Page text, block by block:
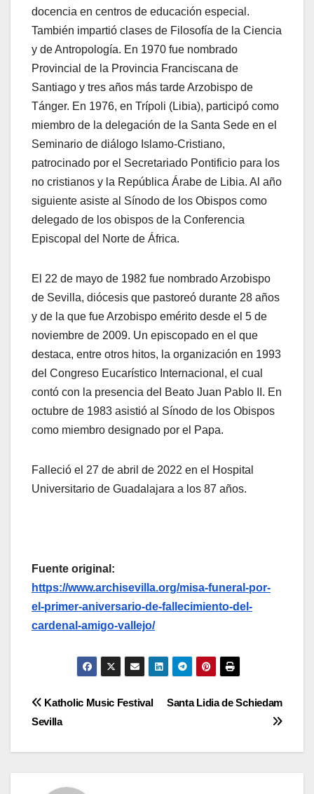
docencia en centros de educación especial.
También impartió clases de Filosofía de la Ciencia
y de Antropología. En 1970 fue nombrado
Provincial de la Provincia Franciscana de
Santiago y tres años más tarde Arzobispo de
Tánger. En 1976, en Trípoli (Libia), participó como
miembro de la delegación de la Santa Sede en el
Seminario de diálogo Islamo-Cristiano,
patrocinado por el Secretariado Pontificio para los
no cristianos y la República Árabe de Libia. Al año
siguiente asiste al Sínodo de los Obispos como
delegado de los obispos de la Conferencia
Episcopal del Norte de África.
El 22 de mayo de 1982 fue nombrado Arzobispo
de Sevilla, diócesis que pastoreó durante 28 años
y de la que fue Arzobispo emérito desde el 5 de
noviembre de 2009. Un episcopado en el que
destaca, entre otros hitos, la organización en 1993
del Congreso Eucarístico Internacional, el cual
contó con la presencia del Beato Juan Pablo II. En
octubre de 1983 asistió al Sínodo de los Obispos
como miembro designado por el Papa.
Falleció el 27 de abril de 2022 en el Hospital
Universitario de Guadalajara a los 87 años.
Fuente original:
https://www.archisevilla.org/misa-funeral-por-
el-primer-aniversario-de-fallecimiento-del-
cardenal-amigo-vallejo/
Navegación
Santa Lidia de Schiedam
Katholic Music Festival
Sevilla